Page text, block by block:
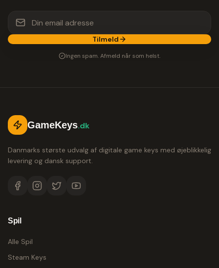
Tilmeld
Ingen spam. Afmeld når som helst.
GameKeys.dk
Danmarks største udvalg af digitale game keys med øjeblikkelig
levering og dansk support.
Spil
Alle Spil
Steam Keys